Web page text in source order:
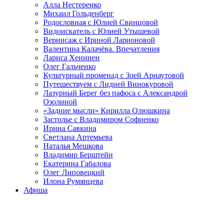
Алла Нестеренко
Михаил Гольденберг
Родословная с Юлией Свинцовой
Видоискатель с Юлией Утышевой
Вернисаж с Ириной Ларионовой
Валентина Калачёва. Впечатления
Лариса Хенинен
Олег Гальченко
Культурный променад с Зоей Арнаутовой
Путешествуем с Лидией Винокуровой
Лазурный Берег без пафоса с Александрой
Озолиной
«Задние мысли» Кирилла Олюшкина
Застолье с Владимиром Софиенко
Ирина Савкина
Светлана Артемьева
Наталья Мешкова
Владимир Берштейн
Екатерина Габалова
Олег Липовецкий
Илона Румянцева
Афиша